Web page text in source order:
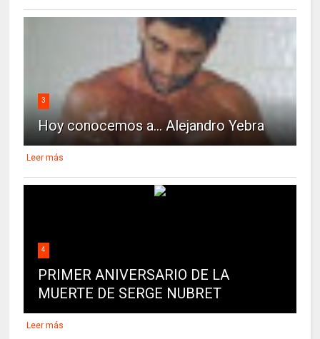
3
Hoy conocemos a... Alejandro Yebra
Leer más
4
PRIMER ANIVERSARIO DE LA
MUERTE DE SERGE NUBRET
Leer más